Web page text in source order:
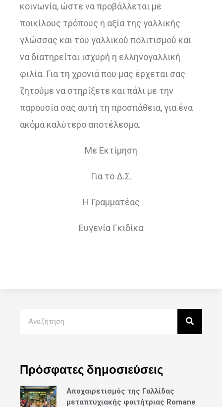
κοινωνία, ώστε να προβάλλεται με
ποικίλους τρόπους η αξία της γαλλικής
γλώσσας και του γαλλικού πολιτισμού και
να διατηρείται ισχυρή η ελληνογαλλική
φιλία. Για τη χρονιά που μας έρχεται σας
ζητούμε να στηρίξετε και πάλι με την
παρουσία σας αυτή τη προσπάθεια, για ένα
ακόμα καλύτερο αποτέλεσμα.
Με Εκτίμηση
Για το Δ.Σ.
Η Γραμματέας
Ευγενία Γκιδίκα
Πρόσφατες δημοσιεύσεις
Αποχαιρετισμός της Γαλλίδας
μεταπτυχιακής φοιτήτριας Romane